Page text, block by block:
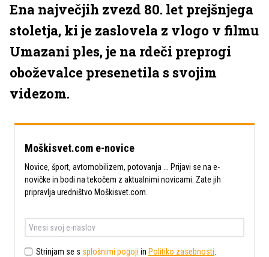
Ena največjih zvezd 80. let prejšnjega
stoletja, ki je zaslovela z vlogo v filmu
Umazani ples, je na rdeči preprogi
oboževalce presenetila s svojim
videzom.
Moškisvet.com e-novice
Novice, šport, avtomobilizem, potovanja ... Prijavi se na e-
novičke in bodi na tekočem z aktualnimi novicami. Zate jih
pripravlja uredništvo Moškisvet.com.
Strinjam se s splošnimi pogoji in Politiko zasebnosti